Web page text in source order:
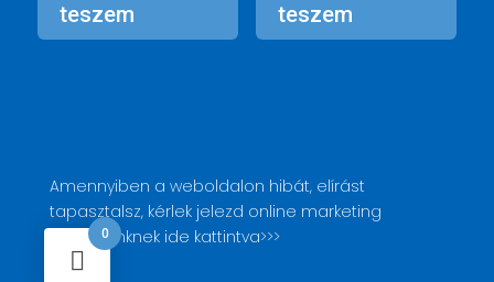
teszem
teszem
Amennyiben a weboldalon hibát, elírást
tapasztalsz, kérlek jelezd online marketing
szakértőnknek ide kattintva>>>
0